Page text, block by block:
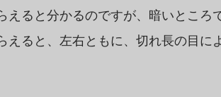
えると分かるのですが、暗いとこ
えると、左右ともに、切れ長の目に